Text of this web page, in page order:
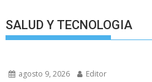
SALUD Y TECNOLOGIA
agosto 9, 2026 Editor